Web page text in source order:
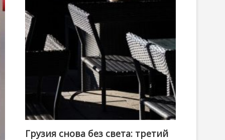
Грузия снова без света: третий